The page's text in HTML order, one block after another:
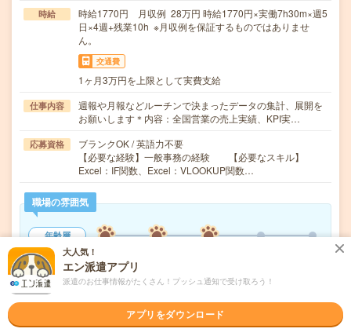
時給
時給1770円 月収例 28万円 時給1770円×実働7h30m×週5
日×4週+残業10h ※月収例を保証するものではありませ
ん。
交通費
1ヶ月3万円を上限として実費支給
仕事内容
週報や月報などルーチンで決まったデータの集計、展開を
お願いします＊内容：全国営業の売上実績、KPI実…
応募資格
ブランクOK / 英語力不要
【必要な経験】一般事務の経験 【必要なスキル】
Excel：IF関数、Excel：VLOOKUP関数…
職場の雰囲気
年齢層
男女比率
もっと見る
大人気！
エン派遣アプリ
派遣のお仕事情報がたくさん！プッシュ通知で受け取ろう！
アプリをダウンロード